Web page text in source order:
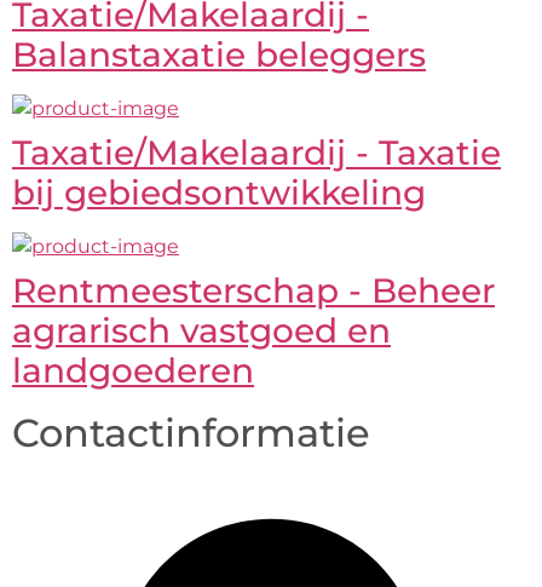
Taxatie/Makelaardij -
Balanstaxatie beleggers
Taxatie/Makelaardij - Taxatie
bij gebiedsontwikkeling
Rentmeesterschap - Beheer
agrarisch vastgoed en
landgoederen
Contactinformatie